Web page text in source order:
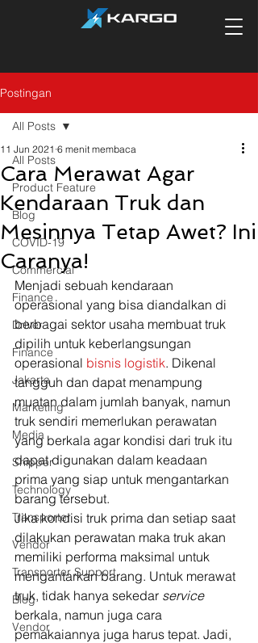
Postingan
All Posts
Product Feature
Blog
COVID-19
Commercial
Finance
Driver
Finance
Jakarta
Marketing
Media
Shipper
Technology
Transporter
Vendor
Transporter Support
Blog
Vendor
All Posts
Cara Merawat Agar
Kendaraan Truk dan
Mesinnya Tetap Awet? Ini
Caranya!
11 Jun 2021 6 menit membaca
Menjadi sebuah kendaraan
operasional yang bisa diandalkan di
berbagai sektor usaha membuat truk
dipilih untuk keberlangsungan
operasional bisnis logistik. Dikenal
tangguh dan dapat menampung
muatan dalam jumlah banyak, namun
truk sendiri memerlukan perawatan
yang berkala agar kondisi dari truk itu
dapat digunakan dalam keadaan
prima yang siap untuk mengantarkan
barang tersebut.
Jika kondisi truk prima dan setiap saat
dilakukan perawatan maka truk akan
memiliki performa maksimal untuk
mengantarkan barang. Untuk merawat
truk, tidak hanya sekedar service
berkala, namun juga cara
pemakaiannya juga harus tepat. Jadi,